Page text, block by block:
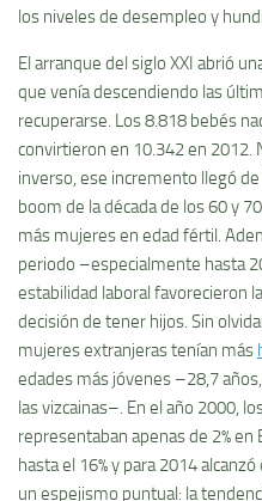
los niveles de desempleo y
El arranque del siglo XXI abrió
que venía descendiendo las
recuperarse. Los 8.818 bebés
convirtieron en 10.342 en 2012.
inverso, ese incremento llegó
boom de la década de los 60 y
más mujeres en edad fértil.
periodo –especialmente hasta
estabilidad laboral favorecieron
decisión de tener hijos. Sin
mujeres extranjeras tenían más
edades más jóvenes –28,7
las vizcainas–. En el año 2000,
representaban apenas de 2% en
hasta el 16% y para 2014
un espejismo puntual: la